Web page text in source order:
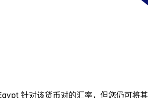
针对该货币对的汇率，但您仍可将